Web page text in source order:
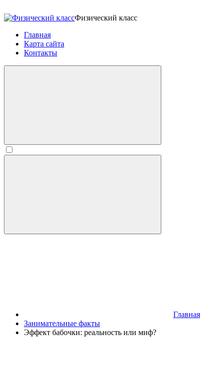
Физический класс
Главная
Карта сайта
Контакты
Главная
Занимательные факты
Эффект бабочки: реальность или миф?